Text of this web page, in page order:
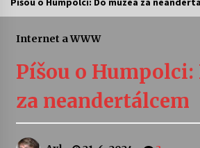
Sukuba Ensemble
Vernisáž výstavy
kapkou
Internet a WWW
Píšou o Humpolci:
za neandertálcem